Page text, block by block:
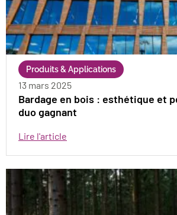
Produits & Applications
13 mars 2025
Bardage en bois : esthétique et
duo gagnant
Lire l'article